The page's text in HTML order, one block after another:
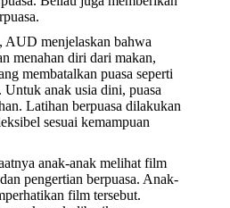
AUD menjelaskan bahwa
menahan diri dari makan,
membatalkan puasa seperti
Untuk anak usia dini, puasa
Latihan berpuasa dilakukan
sesuai kemampuan
anak-anak melihat film
pengertian berpuasa. Anak-
film tersebut.